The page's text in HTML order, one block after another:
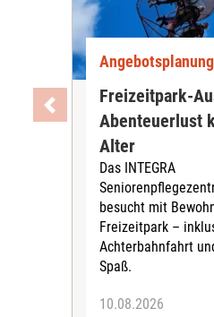
Angebotsplanung
Freizeitpark-
Abenteuerlust
Alter
Das INTEGRA
besucht mit
Freizeitpark –
Achterbahnfahrt
Spaß.
10.08.2026